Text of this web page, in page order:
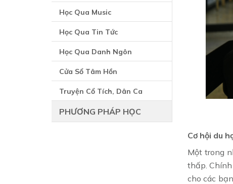
Học Qua Music
Học Qua Tin Tức
Học Qua Danh Ngôn
Cửa Sổ Tâm Hồn
Truyện Cổ Tích, Dân Ca
PHƯƠNG PHÁP HỌC
Cơ hội du
Một trong
thấp.
cho các